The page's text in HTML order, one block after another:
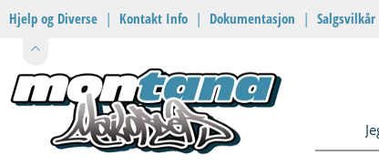
Hjelp og Diverse | Kontakt Info | Dokumentasjon | Salgsvilkår